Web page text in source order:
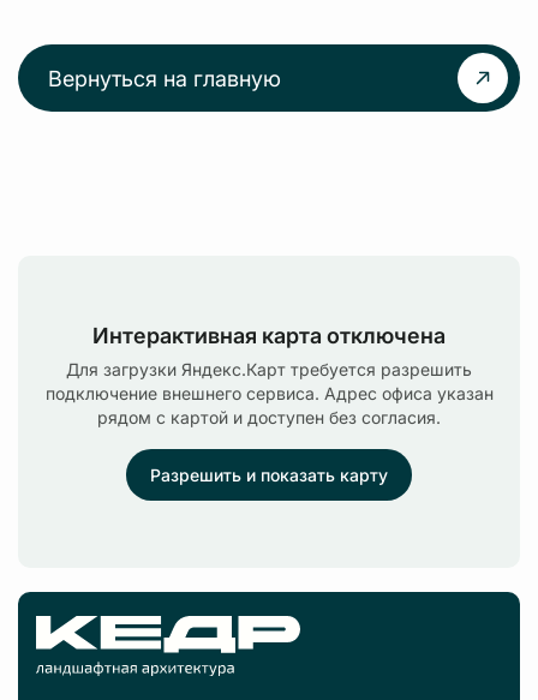
Вернуться на главную
Интерактивная карта отключена
Для загрузки Яндекс.Карт требуется разрешить
подключение внешнего сервиса. Адрес офиса указан
рядом с картой и доступен без согласия.
Разрешить и показать карту